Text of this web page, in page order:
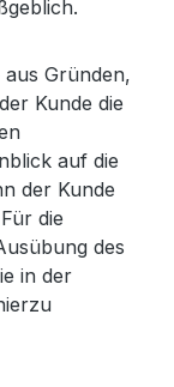
Gründen,
Kunde die
auf die
der Kunde
die
des
in der